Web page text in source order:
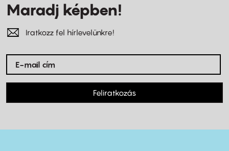
Maradj képben!
Iratkozz fel hírlevelünkre!
Feliratkozás